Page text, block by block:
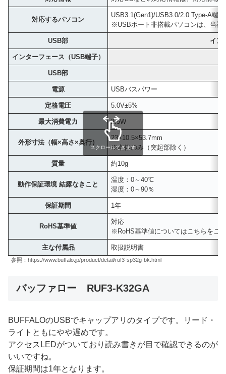
対応するパソコン
USB3.1(Gen1)/USB3.0/2.0 Type-A端
※USBポート非搭載パソコンは、当社
USB部 イン
インターフェース（USB端子）
USB部
電源 USBバスパワー
定格電圧 5.0V±5%
最大消費電力 2.5W
外形寸法（幅×高さ×奥行）
23×10.5×53.7mm
※本体のみ（突起部除く）
質量 約10g
動作保証環境 結露なきこと
温度：0～40℃
湿度：0～90％
保証期間 1年
RoHS基準値
対応
※RoHS基準値についてはこちらをご
主な付属品 取扱説明書
スクロールできます
参照：https://www.buffalo.jp/product/detail/ruf3-sp32g-bk.html
バッファロー RUF3-K32GA
BUFFALOのUSBでキャップアリのタイプです。リード・
ライトともにやや遅めです。
アクセスLEDがついており読み書きが目で確認できるのが
いいですね。
保証期間は1年となります。